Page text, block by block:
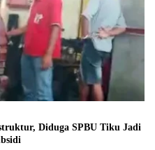
Diduga SPBU Tiku Jadi